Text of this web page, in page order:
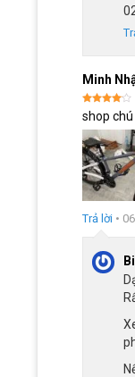
Minh
Được
xếp
hạng4
5 sao
shop
Trả lời •